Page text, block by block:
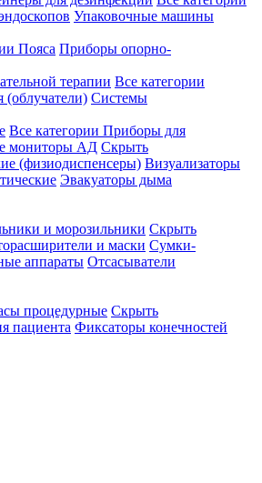
Упаковочные машины
Пояса Приборы опорно-
терапии Все категории
(облучатели) Системы
Все категории Приборы для
мониторы АД Скрыть
(физиодиспенсеры) Визуализаторы
Эвакуаторы дыма
и морозильники Скрыть
и маски Сумки-
аппараты Отсасыватели
процедурные Скрыть
пациента Фиксаторы конечностей